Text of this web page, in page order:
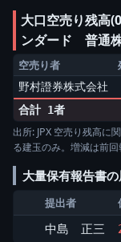
大口空売り残高
ンダード 普通
空売り者
野村證券株式会社
合計 1者
出所: JPX 空売り残高に
る建玉のみ。増減は前
大量保有報告書
提出者
中島 正三